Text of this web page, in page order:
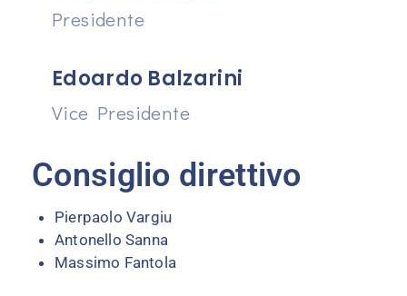
Presidente
Edoardo Balzarini
Vice Presidente
Consiglio direttivo
Pierpaolo Vargiu
Antonello Sanna
Massimo Fantola